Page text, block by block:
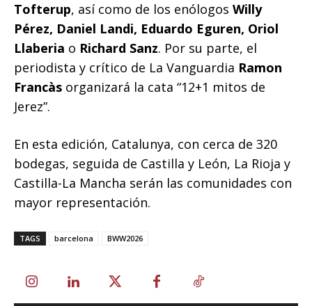
Tofterup, así como de los enólogos Willy
Pérez, Daniel Landi, Eduardo Eguren, Oriol
Llaberia o Richard Sanz. Por su parte, el
periodista y crítico de La Vanguardia Ramon
Francàs organizará la cata “12+1 mitos de
Jerez”.
En esta edición, Catalunya, con cerca de 320
bodegas, seguida de Castilla y León, La Rioja y
Castilla-La Mancha serán las comunidades con
mayor representación.
TAGS barcelona BWW2026